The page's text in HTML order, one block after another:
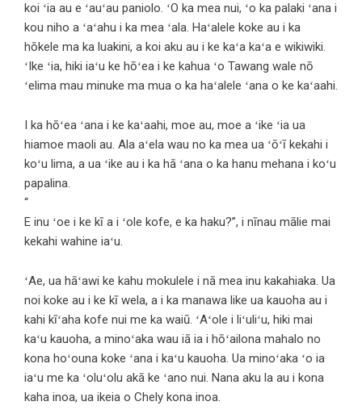
koi ʻia au e ʻauʻau paniolo. ʻO ka mea nui, ʻo ka palaki ʻana i
kou niho a ʻaʻahu i ka mea ʻala. Haʻalele koke au i ka
hōkele ma ka luakini, a koi aku au i ke kaʻa kaʻa e wikiwiki.
ʻIke ʻia, hiki iaʻu ke hōʻea i ke kahua ʻo Tawang wale nō
ʻelima mau minuke ma mua o ka haʻalele ʻana o ke kaʻaahi.
I ka hōʻea ʻana i ke kaʻaahi, moe au, moe a ʻike ʻia ua
hiamoe maoli au. Ala aʻela wau no ka mea ua ʻōʻī kekahi i
koʻu lima, a ua ʻike au i ka hā ʻana o ka hanu mehana i koʻu
papalina.
“
E inu ʻoe i ke kī a i ʻole kofe, e ka haku?”, i nīnau mālie mai
kekahi wahine iaʻu.
ʻAe, ua hāʻawi ke kahu mokulele i nā mea inu kakahiaka. Ua
noi koke au i ke kī wela, a i ka manawa like ua kauoha au i
kahi kīʻaha kofe nui me ka waiū. ʻAʻole i liʻuliʻu, hiki mai
kaʻu kauoha, a minoʻaka wau iā ia i hōʻailona mahalo no
kona hoʻouna koke ʻana i kaʻu kauoha. Ua minoʻaka ʻo ia
iaʻu me ka ʻoluʻolu akā ke ʻano nui. Nana aku la au i kona
kaha inoa, ua ikeia o Chely kona inoa.